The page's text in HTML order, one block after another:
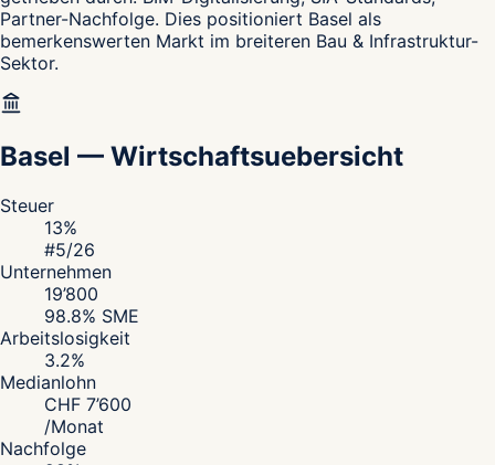
Partner-Nachfolge. Dies positioniert Basel als
bemerkenswerten Markt im breiteren Bau & Infrastruktur-
Sektor.
Basel — Wirtschaftsuebersicht
Steuer
13%
#5/26
Unternehmen
19’800
98.8% SME
Arbeitslosigkeit
3.2%
Medianlohn
CHF 7’600
/Monat
Nachfolge